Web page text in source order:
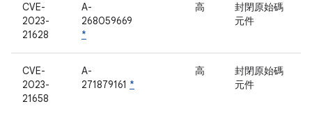
CVE-
2023-
21628
A-
268059669
*
高
封閉原始碼
元件
CVE-
2023-
21658
A-
271879161 *
高
封閉原始碼
元件